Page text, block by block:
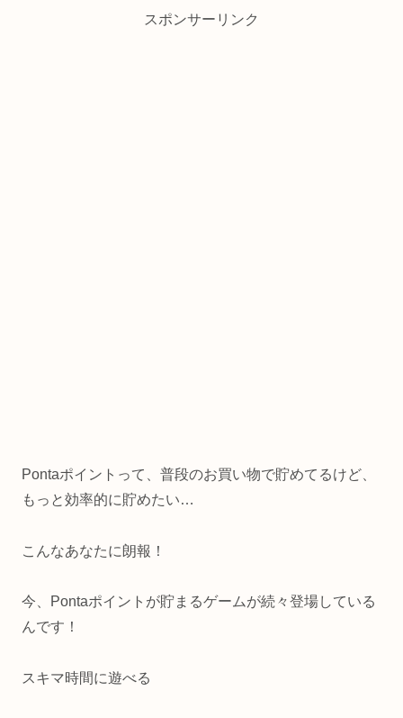
スポンサーリンク
Pontaポイントって、普段のお買い物で貯めてるけど、
もっと効率的に貯めたい…
こんなあなたに朗報！
今、Pontaポイントが貯まるゲームが続々登場している
んです！
スキマ時間に遊べる